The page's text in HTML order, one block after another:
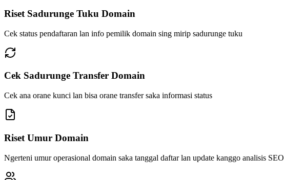
Riset Sadurunge Tuku Domain
Cek status pendaftaran lan info pemilik domain sing mirip sadurunge tuku
Cek Sadurunge Transfer Domain
Cek ana orane kunci lan bisa orane transfer saka informasi status
Riset Umur Domain
Ngerteni umur operasional domain saka tanggal daftar lan update kanggo analisis SEO